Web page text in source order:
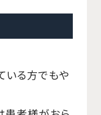
る方でもや